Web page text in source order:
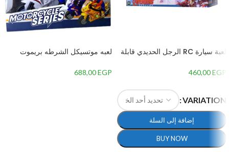
لعبة سيارة RC الرجل الحديدي قابلة
مقياس 1:14 – متعددة الالوان460,00EGP
VARIATION
إضافة إلى السلة
BUY NOW
لعبه موتسيكل الشرطه بريموت
688,00EGP